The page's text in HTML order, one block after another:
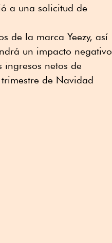
a una solicitud de
de la marca Yeezy, así
un impacto negativo
netos de
de Navidad